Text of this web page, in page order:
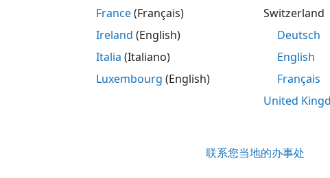
函数
tmplview 预览源模板的
将 DOM
France(Français)
Ireland (English)
Italia (Italiano)
Luxembourg (English)
Switzerland
Deutsch
English
Français
United
联系您当地的办事处